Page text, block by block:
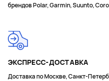
брендов Polar, Garmin, Suunto,
ЭКСПРЕСС-ДОСТАВКА
Доставка по Москве, Санкт-